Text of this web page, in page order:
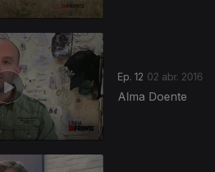
Ep. 12 02 abr. 2016
Alma Doente